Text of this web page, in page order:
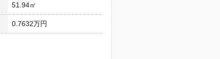
51.94㎡
0.7632万円